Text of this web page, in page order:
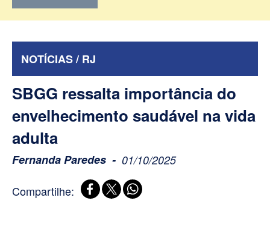
NOTÍCIAS / RJ
SBGG ressalta importância do
envelhecimento saudável na vida
adulta
Fernanda Paredes 01/10/2025
Compartilhe: